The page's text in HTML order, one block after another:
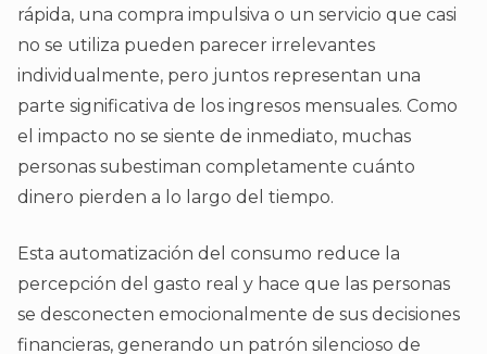
rápida, una compra impulsiva o un servicio que casi
no se utiliza pueden parecer irrelevantes
individualmente, pero juntos representan una
parte significativa de los ingresos mensuales. Como
el impacto no se siente de inmediato, muchas
personas subestiman completamente cuánto
dinero pierden a lo largo del tiempo.
Esta automatización del consumo reduce la
percepción del gasto real y hace que las personas
se desconecten emocionalmente de sus decisiones
financieras, generando un patrón silencioso de